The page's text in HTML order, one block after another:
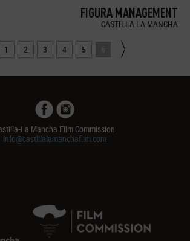
FIGURA MANAGEMENT
CASTILLA LA MANCHA
1 2 3 4 5 6
La Mancha Film Commission
info@castillalamanchafilm.com